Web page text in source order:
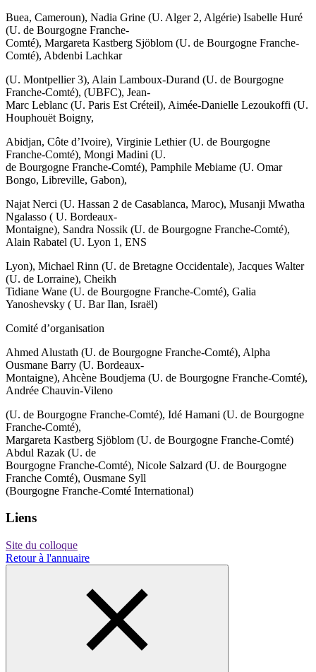
Buea, Cameroun), Nadia Grine (U. Alger 2, Algérie) Isabelle Huré
(U. de Bourgogne Franche-
Comté), Margareta Kastberg Sjöblom (U. de Bourgogne Franche-
Comté), Abdenbi Lachkar
(U. Montpellier 3), Alain Lamboux-Durand (U. de Bourgogne
Franche-Comté), (UBFC), Jean-
Marc Leblanc (U. Paris Est Créteil), Aimée-Danielle Lezoukoffi (U.
Houphouët Boigny,
Abidjan, Côte d’Ivoire), Virginie Lethier (U. de Bourgogne
Franche-Comté), Mongi Madini (U.
de Bourgogne Franche-Comté), Pamphile Mebiame (U. Omar
Bongo, Libreville, Gabon),
Najat Nerci (U. Hassan 2 de Casablanca, Maroc), Musanji Mwatha
Ngalasso ( U. Bordeaux-
Montaigne), Sandra Nossik (U. de Bourgogne Franche-Comté),
Alain Rabatel (U. Lyon 1, ENS
Lyon), Michael Rinn (U. de Bretagne Occidentale), Jacques Walter
(U. de Lorraine), Cheikh
Tidiane Wane (U. de Bourgogne Franche-Comté), Galia
Yanoshevsky ( U. Bar Ilan, Israël)
Comité d’organisation
Ahmed Alustath (U. de Bourgogne Franche-Comté), Alpha
Ousmane Barry (U. Bordeaux-
Montaigne), Ahcène Boudjema (U. de Bourgogne Franche-Comté),
Andrée Chauvin-Vileno
(U. de Bourgogne Franche-Comté), Idé Hamani (U. de Bourgogne
Franche-Comté),
Margareta Kastberg Sjöblom (U. de Bourgogne Franche-Comté)
Abdul Razak (U. de
Bourgogne Franche-Comté), Nicole Salzard (U. de Bourgogne
Franche Comté), Ousmane Syll
(Bourgogne Franche-Comté International)
Liens
Site du colloque
Retour à l'annuaire